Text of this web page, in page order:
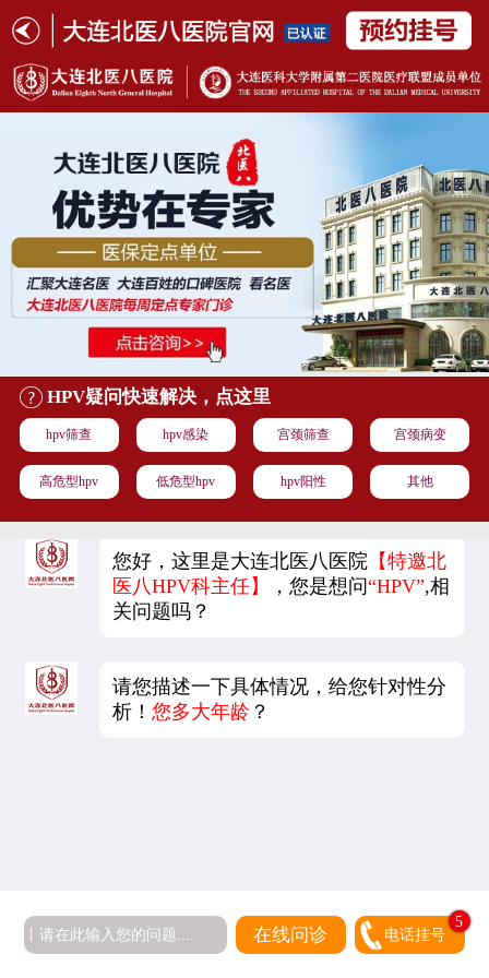
HPV疑问快速解决，点这里
hpv筛查 hpv感染 宫颈筛查 宫颈病变
高危型hpv 低危型hpv hpv阳性 其他
您好，这里是大连北医八医院 【特邀北
医八HPV科主任】
，您是想问“HPV”,相
关问题吗？
请您描述一下具体情况，给您针对性分
析！您多大年龄 ？
在线问诊 电话挂号
5